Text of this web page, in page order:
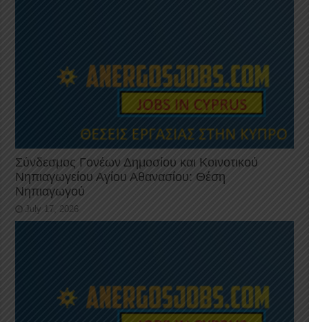
Σύνδεσμος Γονέων Δημοσίου και Κοινοτικού
Νηπιαγωγείου Αγίου Αθανασίου: Θέση
Νηπιαγωγού
July 17, 2026